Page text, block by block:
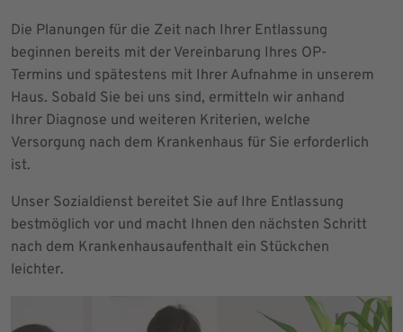
Die Planungen für die Zeit nach Ihrer Entlassung
beginnen bereits mit der Vereinbarung Ihres OP-
Termins und spätestens mit Ihrer Aufnahme in unserem
Haus. Sobald Sie bei uns sind, ermitteln wir anhand
Ihrer Diagnose und weiteren Kriterien, welche
Versorgung nach dem Krankenhaus für Sie erforderlich
ist.
Unser Sozialdienst bereitet Sie auf Ihre Entlassung
bestmöglich vor und macht Ihnen den nächsten Schritt
nach dem Krankenhausaufenthalt ein Stückchen
leichter.